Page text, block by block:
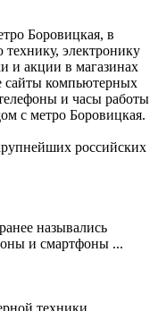
Боровицкая, в
электронику
и акции в магазинах
компьютерных
и часы работы
с метро Боровицкая.
российских
назывались
и смартфоны ...